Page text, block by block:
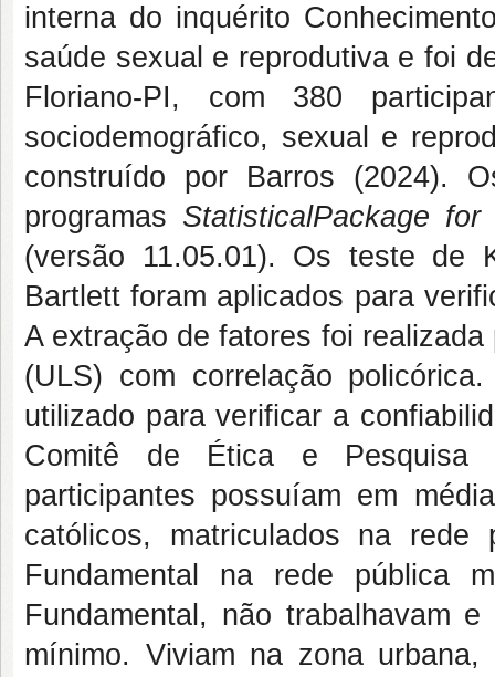
interna do inquérito
saúde sexual e reprodutiva e foi
Floriano-PI, com 380
sociodemográfico, sexual e
construído por Barros (2024).
programas StatisticalPackage
(versão 11.05.01). Os teste de
Bartlett foram aplicados para
A extração de fatores foi
(ULS) com correlação
utilizado para verificar a
Comitê de Ética e Pesquisa
participantes possuíam em
católicos, matriculados na
Fundamental na rede pública
Fundamental, não trabalhavam
mínimo. Viviam na zona